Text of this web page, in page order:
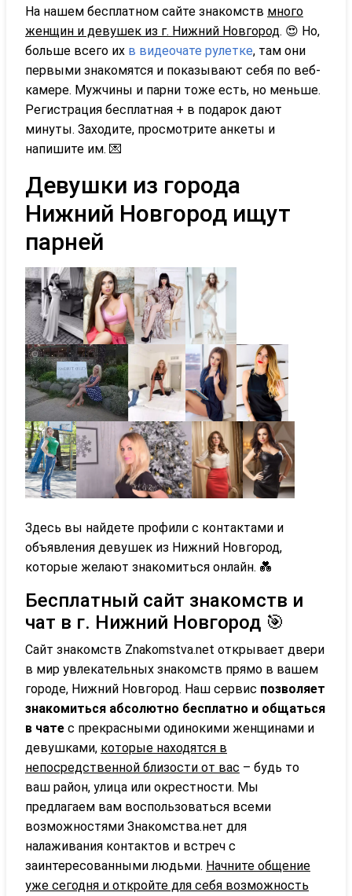
На нашем бесплатном сайте знакомств много
женщин и девушек из г. Нижний Новгород. 😍 Но,
больше всего их в видеочате рулетке, там они
первыми знакомятся и показывают себя по веб-
камере. Мужчины и парни тоже есть, но меньше.
Регистрация бесплатная + в подарок дают
минуты. Заходите, просмотрите анкеты и
напишите им. 💌
Девушки из города
Нижний Новгород ищут
парней
Здесь вы найдете профили с контактами и
объявления девушек из Нижний Новгород,
которые желают знакомиться онлайн. 💑
Бесплатный сайт знакомств и
чат в г. Нижний Новгород 🎯
Сайт знакомств Znakomstva.net открывает двери
в мир увлекательных знакомств прямо в вашем
городе, Нижний Новгород. Наш сервис позволяет
знакомиться абсолютно бесплатно и общаться
в чате с прекрасными одинокими женщинами и
девушками, которые находятся в
непосредственной близости от вас – будь то
ваш район, улица или окрестности. Мы
предлагаем вам воспользоваться всеми
возможностями Знакомства.нет для
налаживания контактов и встреч с
заинтересованными людьми. Начните общение
уже сегодня и откройте для себя возможность